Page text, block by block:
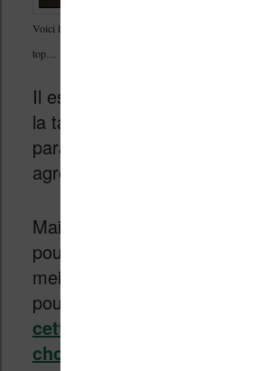
Voici l’application iPad Apple Books affiché sur un
top…
Il est possible alors d’ajuster
la taille de la page avec les
paramètres pour rendre la
agréable.
Mais l’application Apple
pour l’iPad. Et c’est loin d’être
meilleures applications de
pour tablette ou smartphone (
cette liste si vous cherchez
chose de bien